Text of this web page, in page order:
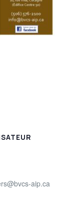
aip.ca